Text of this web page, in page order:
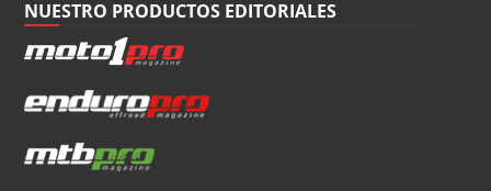
NUESTRO PRODUCTOS EDITORIALES